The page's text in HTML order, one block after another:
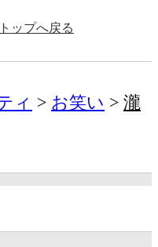
ップへ戻る
ィ お笑い
瀧